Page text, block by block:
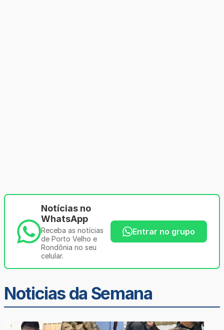
Notícias no
WhatsApp
Receba as notícias
de Porto Velho e
Rondônia no seu
celular.
Entrar no grupo
Noticias da Semana